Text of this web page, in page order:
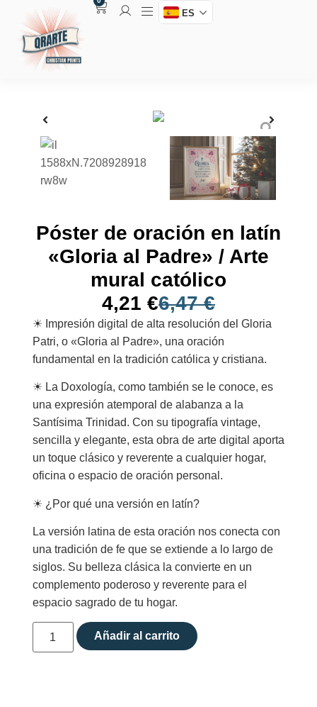
ES
Póster de oración en latín
«Gloria al Padre» / Arte
mural católico
6,47€
4,21 €
☀︎ Impresión digital de alta resolución del Gloria
Patri, o «Gloria al Padre», una oración
fundamental en la tradición católica y cristiana.
☀︎ La Doxología, como también se le conoce, es
una expresión atemporal de alabanza a la
Santísima Trinidad. Con su tipografía vintage,
sencilla y elegante, esta obra de arte digital aporta
un toque clásico y reverente a cualquier hogar,
oficina o espacio de oración personal.
☀︎ ¿Por qué una versión en latín?
La versión latina de esta oración nos conecta con
una tradición de fe que se extiende a lo largo de
siglos. Su belleza clásica la convierte en un
complemento poderoso y reverente para el
espacio sagrado de tu hogar.
Añadir al carrito